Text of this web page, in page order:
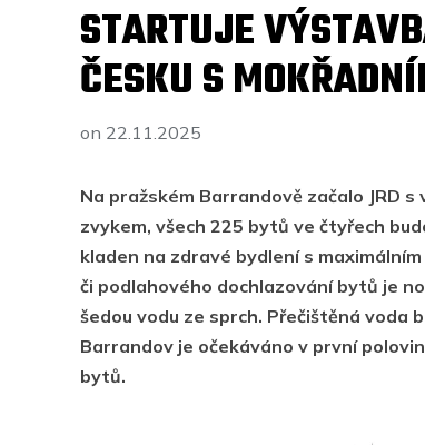
STARTUJE
ČESKU S
on 22.11.2025
Na pražském Barrandově začalo JRD
zvykem, všech 225 bytů ve čtyřech
kladen na zdravé bydlení s
či podlahového dochlazování bytů je
šedou vodu ze sprch. Přečištěná voda
Barrandov je očekáváno v první
bytů.